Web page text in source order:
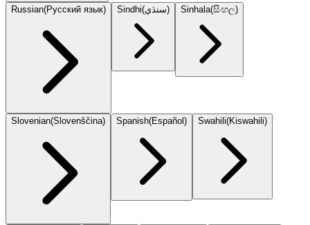
Russian(Русский язык) Sindhi(سنڌي) Sinhala(සිංහල)
Slovenian(Slovenščina) Spanish(Español) Swahili(Kiswahili)